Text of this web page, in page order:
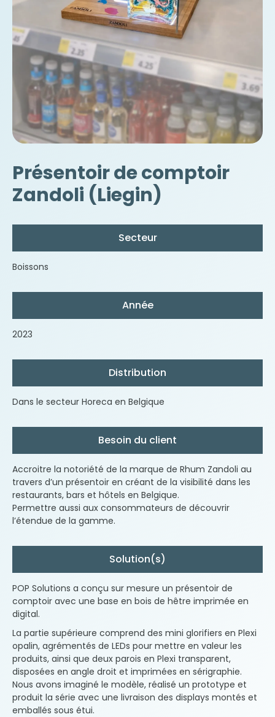
Présentoir de comptoir
Zandoli (Liegin)
Secteur
Boissons
Année
2023
Distribution
Dans le secteur Horeca en Belgique
Besoin du client
Accroitre la notoriété de la marque de Rhum Zandoli au
travers d’un présentoir en créant de la visibilité dans les
restaurants, bars et hôtels en Belgique.
Permettre aussi aux consommateurs de découvrir
l’étendue de la gamme.
Solution(s)
POP Solutions a conçu sur mesure un présentoir de
comptoir avec une base en bois de hêtre imprimée en
digital.
La partie supérieure comprend des mini glorifiers en Plexi
opalin, agrémentés de LEDs pour mettre en valeur les
produits, ainsi que deux parois en Plexi transparent,
disposées en angle droit et imprimées en sérigraphie.
Nous avons imaginé le modèle, réalisé un prototype et
produit la série avec une livraison des displays montés et
emballés sous étui.